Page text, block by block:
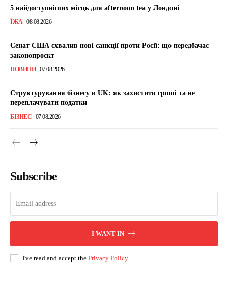
5 найдоступніших місць для afternoon tea у Лондоні
ЇЖА 08.08.2026
Сенат США схвалив нові санкції проти Росії: що передбачає
законопроєкт
НОВИНИ 07.08.2026
Структурування бізнесу в UK: як захистити гроші та не
переплачувати податки
БІЗНЕС 07.08.2026
Subscribe
I WANT IN
I've read and accept the Privacy Policy.